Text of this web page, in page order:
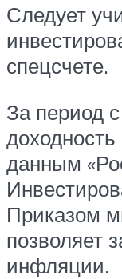
Следует
спецсчете.
За период
данным
Приказом
позволяет
инфляции.